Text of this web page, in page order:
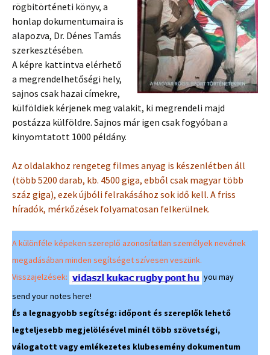
rögbitörténeti könyv, a
honlap dokumentumaira is
alapozva, Dr. Dénes Tamás
szerkesztésében.
A képre kattintva elérhető
a megrendelhetőségi hely,
sajnos csak hazai címekre,
külföldiek kérjenek meg valakit, ki megrendeli majd
postázza külföldre. Sajnos már igen csak fogyóban a
kinyomtatott 1000 példány.
Az oldalakhoz rengeteg filmes anyag is készenlétben áll
(több 5200 darab, kb. 4500 giga, ebből csak magyar több
száz giga), ezek újbóli felrakásához sok idő kell. A friss
híradók, mérkőzések folyamatosan felkerülnek.
A különféle képeken szereplő azonosítatlan személyek nevének
megadásában minden segítséget szívesen veszünk.
Visszajelzések:
you may
send your notes here!
És a legnagyobb segítség: időpont és szereplők lehető
legteljesebb megjelölésével minél több szövetségi,
válogatott vagy emlékezetes klubesemény dokumentum